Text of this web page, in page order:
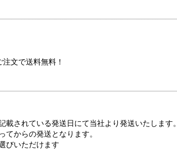
文で送料無料！
されている発送日にて当社より発送いたします。
てからの発送となります。
びいただけます